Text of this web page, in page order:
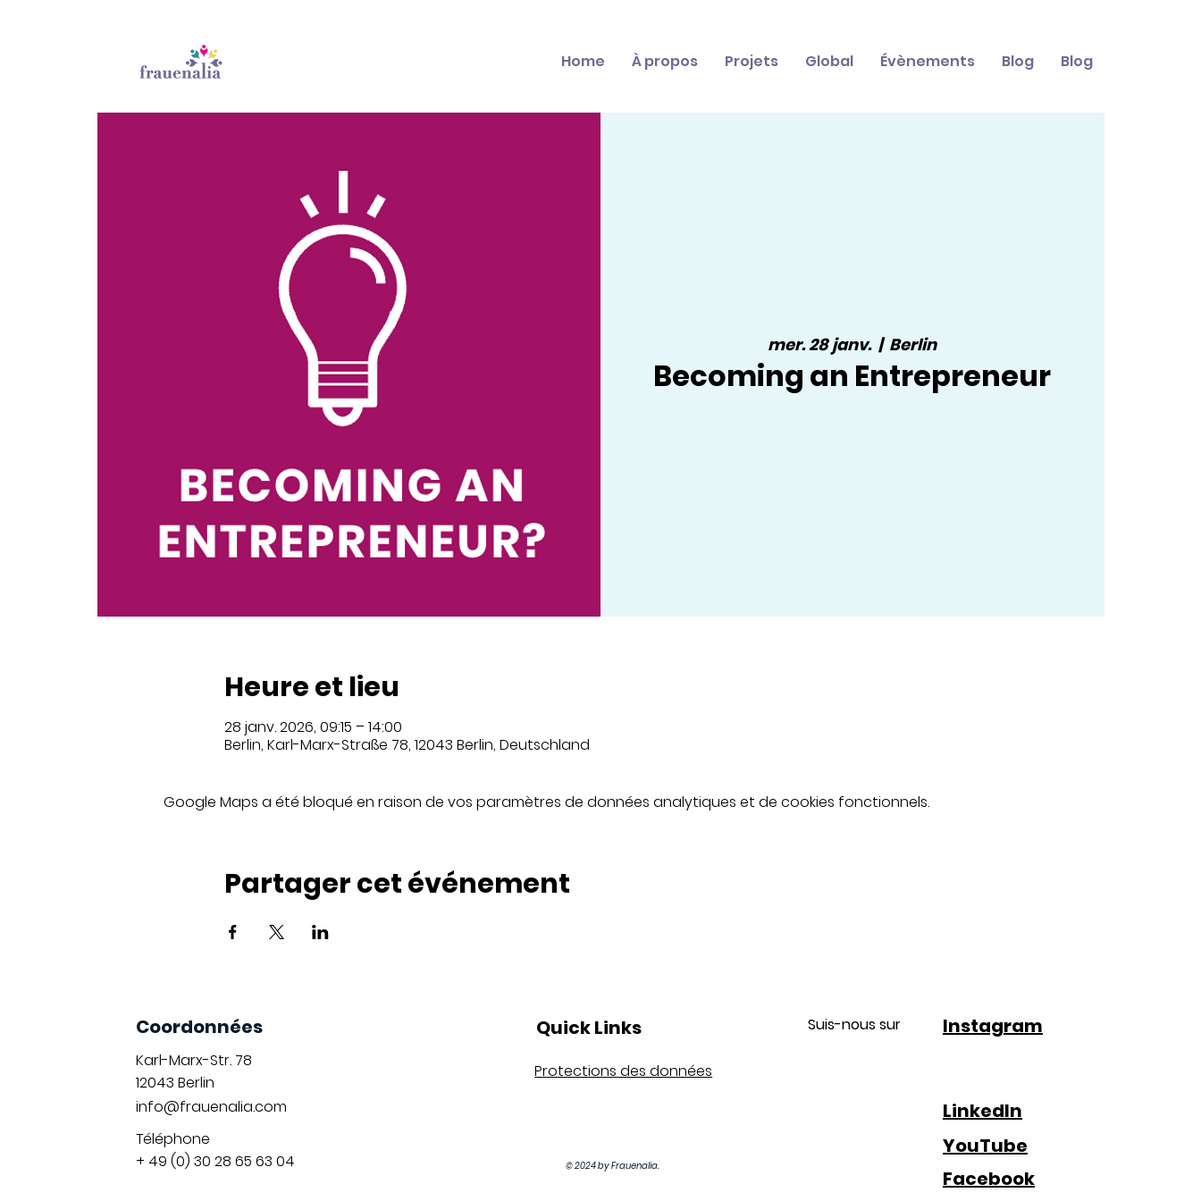
Home À propos Projets Global Évènements Blog Blog
mer. 28 janv.
  |
Berlin
Becoming an Entrepreneur
Heure et lieu
28 janv. 2026, 09:15 – 14:00
Berlin, Karl-Marx-Straße 78, 12043 Berlin, Deutschland
Google Maps a été bloqué en raison de vos paramètres de données analytiques et de cookies fonctionnels.
Partager cet événement
Coordonnées
Karl-Marx-Str. 78
12043 Berlin
info@frauenalia.com
Téléphone
+ 49 (0) 30 28 65 63 04
Quick Links
Protections des données
Suis-nous sur Instagram
LinkedIn
YouTube
Facebook
© 2024 by Frauenalia.